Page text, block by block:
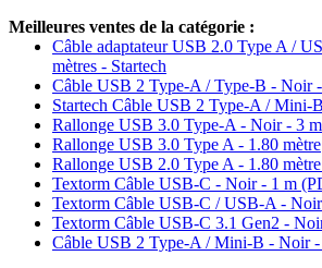
Meilleures ventes de la catégorie :
Câble adaptateur USB 2.0 Type A /
mètres - Startech
Câble USB 2 Type-A / Type-B - Noir
Startech Câble USB 2 Type-A / Mini-
Rallonge USB 3.0 Type-A - Noir - 3 m
Rallonge USB 3.0 Type A - 1.80 mètre
Rallonge USB 2.0 Type A - 1.80
Textorm Câble USB-C - Noir - 1 m
Textorm Câble USB-C / USB-A -
Textorm Câble USB-C 3.1 Gen2 -
Câble USB 2 Type-A / Mini-B - Noir -